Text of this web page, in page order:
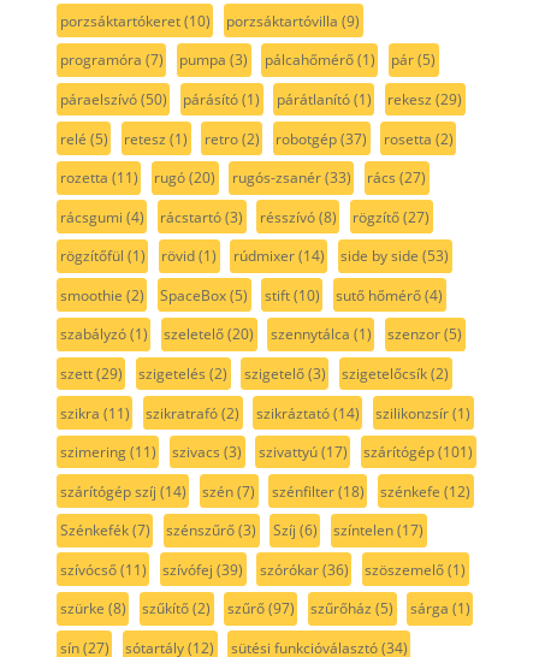
porzsáktartókeret(10) porzsáktartóvilla (9)
programóra (7) pumpa (3) pálcahőmérő(1) pár(5)
páraelszívó(50) párásító(1) párátlanító(1) rekesz (29)
relé (5) retesz (1) retro(2) robotgép(37) rosetta (2)
rozetta (11) rugó(20) rugós-zsanér(33) rács (27)
rácsgumi (4) rácstartó(3) résszívó(8) rögzítő(27)
rögzítőfül (1) rövid(1) rúdmixer(14) side by side (53)
smoothie (2) SpaceBox(5) stift(10) sutő hőmérő(4)
szabályzó(1) szeletelő(20) szennytálca (1) szenzor(5)
szett(29) szigetelés (2) szigetelő(3) szigetelőcsík(2)
szikra (11) szikratrafó(2) szikráztató(14) szilikonzsír(1)
szimering(11) szivacs (3) szivattyú(17) szárítógép(101)
szárítógép szíj (14) szén(7) szénfilter(18) szénkefe (12)
Szénkefék(7) szénszűrő(3) Szíj (6) színtelen(17)
szívócső(11) szívófej (39) szórókar(36) szöszemelő(1)
szürke (8) szűkítő(2) szűrő(97) szűrőház (5) sárga (1)
sín(27) sótartály(12) sütési funkcióválasztó(34)